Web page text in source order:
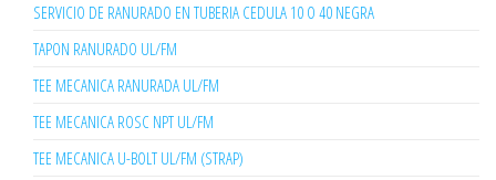
SERVICIO DE RANURADO EN TUBERIA CEDULA 10 O 40 NEGRA
TAPON RANURADO UL/FM
TEE MECANICA RANURADA UL/FM
TEE MECANICA ROSC NPT UL/FM
TEE MECANICA U-BOLT UL/FM (STRAP)